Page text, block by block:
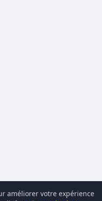
améliorer votre expérience